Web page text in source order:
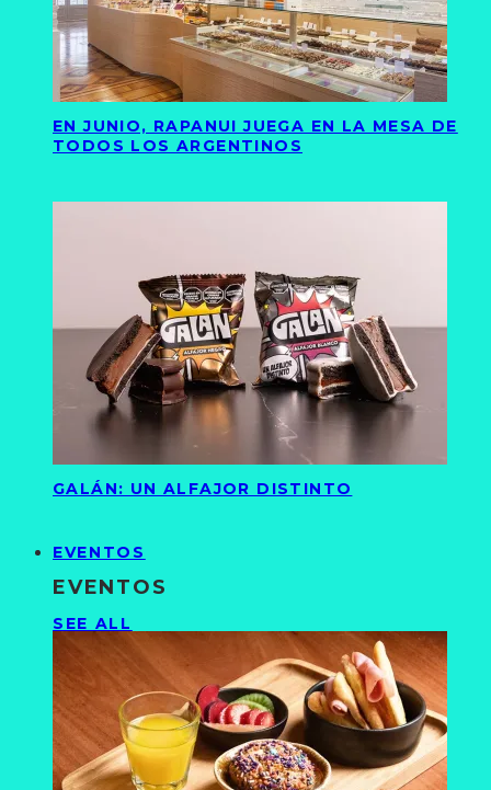
EN JUNIO, RAPANUI JUEGA EN LA MESA DE
TODOS LOS ARGENTINOS
GALÁN: UN ALFAJOR DISTINTO
EVENTOS
EVENTOS
SEE ALL